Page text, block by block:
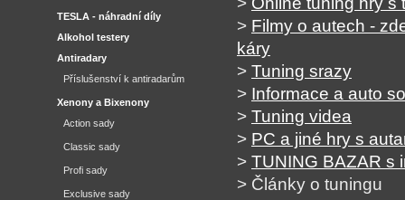
> Filmy o autech -
káry
> Tuning srazy
> Informace a auto
> Tuning videa
> PC a jiné hry s
> TUNING BAZAR s
> Články o tuningu
TESLA - náhradní díly
Alkohol testery
Antiradary
Příslušenství k antiradarům
Xenony a Bixenony
Action sady
Classic sady
Profi sady
Exclusive sady